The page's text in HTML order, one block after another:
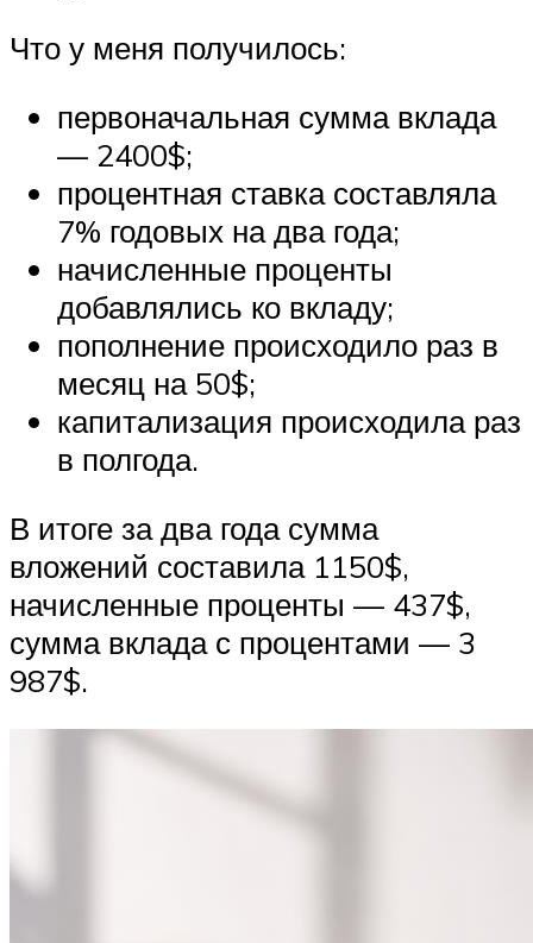
Что у меня получилось:
первоначальная сумма вклада
— 2400$;
процентная ставка составляла
7% годовых на два года;
начисленные проценты
добавлялись ко вкладу;
пополнение происходило раз в
месяц на 50$;
капитализация происходила раз
в полгода.
В итоге за два года сумма
вложений составила 1150$,
начисленные проценты — 437$,
сумма вклада с процентами — 3
987$.